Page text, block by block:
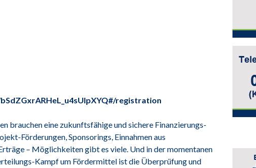
registration
brauchen eine zukunftsfähige und sichere Finanzierungs-
Förderungen, Sponsorings, Einnahmen aus
– Möglichkeiten gibt es viele. Und in der momentanen
Kampf um Fördermittel ist die Überprüfung und